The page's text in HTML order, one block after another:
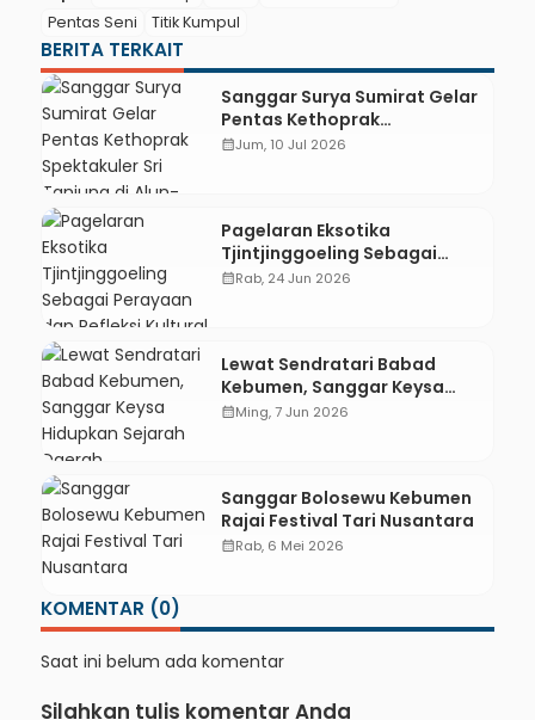
Pentas Seni
Titik Kumpul
BERITA TERKAIT
Sanggar Surya Sumirat Gelar
Pentas Kethoprak
Spektakuler Sri Tanjung di
calendar_monthJum, 10 Jul 2026
Pagelaran Eksotika
Tjintjinggoeling Sebagai
Perayaan dan Refleksi
calendar_monthRab, 24 Jun 2026
Lewat Sendratari Babad
Kebumen, Sanggar Keysa
Hidupkan Sejarah Daerah
calendar_monthMing, 7 Jun 2026
Sanggar Bolosewu Kebumen
Rajai Festival Tari Nusantara
calendar_monthRab, 6 Mei 2026
KOMENTAR (0)
Saat ini belum ada komentar
Silahkan tulis komentar Anda